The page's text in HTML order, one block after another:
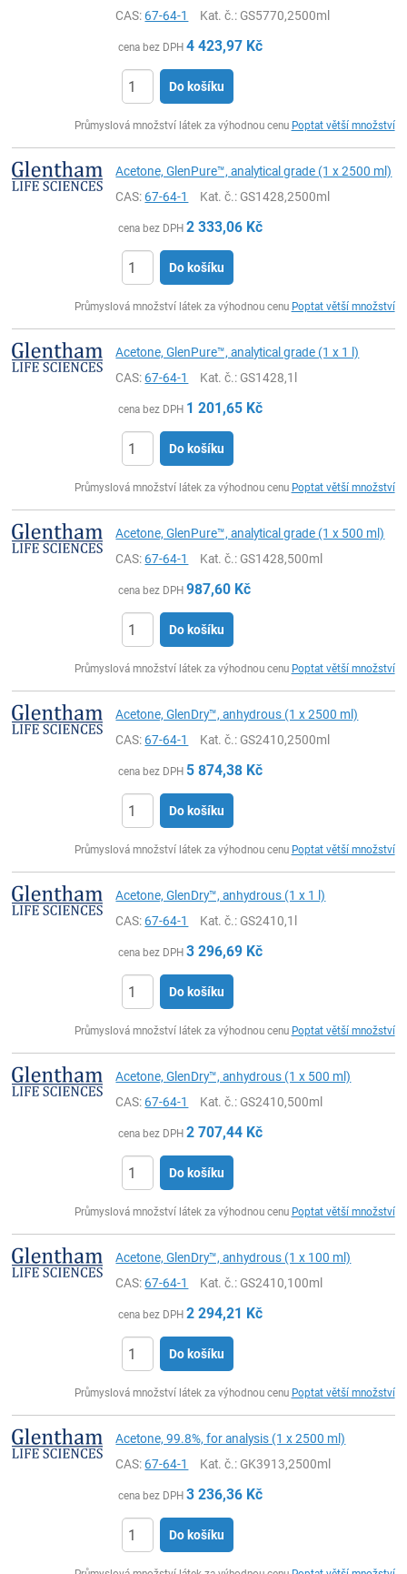
CAS:67-64-1 Kat. č.: GS5770,2500ml
cena bez DPH 4 423,97 Kč
Do košíku
Průmyslová množství látek za výhodnou cenu Poptat větší množství
Acetone, GlenPure™, analytical grade (1 x 2500 ml)
CAS:67-64-1 Kat. č.: GS1428,2500ml
cena bez DPH 2 333,06 Kč
Do košíku
Průmyslová množství látek za výhodnou cenu Poptat větší množství
Acetone, GlenPure™, analytical grade (1 x 1 l)
CAS:67-64-1 Kat. č.: GS1428,1l
cena bez DPH 1 201,65 Kč
Do košíku
Průmyslová množství látek za výhodnou cenu Poptat větší množství
Acetone, GlenPure™, analytical grade (1 x 500 ml)
CAS:67-64-1 Kat. č.: GS1428,500ml
cena bez DPH 987,60 Kč
Do košíku
Průmyslová množství látek za výhodnou cenu Poptat větší množství
Acetone, GlenDry™, anhydrous (1 x 2500 ml)
CAS:67-64-1 Kat. č.: GS2410,2500ml
cena bez DPH 5 874,38 Kč
Do košíku
Průmyslová množství látek za výhodnou cenu Poptat větší množství
Acetone, GlenDry™, anhydrous (1 x 1 l)
CAS:67-64-1 Kat. č.: GS2410,1l
cena bez DPH 3 296,69 Kč
Do košíku
Průmyslová množství látek za výhodnou cenu Poptat větší množství
Acetone, GlenDry™, anhydrous (1 x 500 ml)
CAS:67-64-1 Kat. č.: GS2410,500ml
cena bez DPH 2 707,44 Kč
Do košíku
Průmyslová množství látek za výhodnou cenu Poptat větší množství
Acetone, GlenDry™, anhydrous (1 x 100 ml)
CAS:67-64-1 Kat. č.: GS2410,100ml
cena bez DPH 2 294,21 Kč
Do košíku
Průmyslová množství látek za výhodnou cenu Poptat větší množství
Acetone, 99.8%, for analysis (1 x 2500 ml)
CAS:67-64-1 Kat. č.: GK3913,2500ml
cena bez DPH 3 236,36 Kč
Do košíku